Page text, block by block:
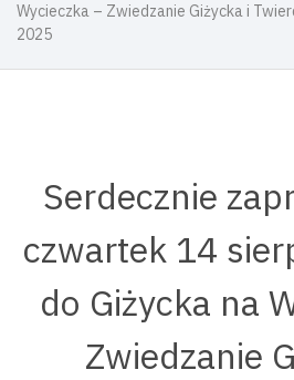
Wycieczka – Zwiedzanie Giżycka i
2025
Serdecznie
czwartek 14
do Giżycka na
Zwiedzanie